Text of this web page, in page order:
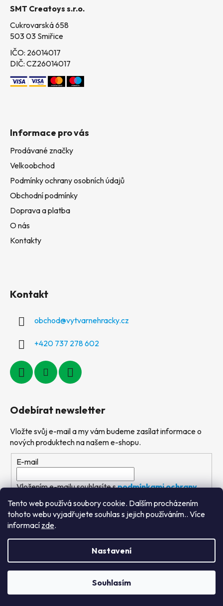
Tento web používá soubory cookie. Dalším procházením
tohoto webu vyjadřujete souhlas s jejich používáním.. Více
informací zde.
Nastavení
Souhlasím
SMT Creatoys s.r.o.
Cukrovarská 658
503 03 Smiřice
IČO: 26014017
DIČ: CZ26014017
Informace pro vás
Prodávané značky
Velkoobchod
Podmínky ochrany osobních údajů
Obchodní podmínky
Doprava a platba
O nás
Kontakty
Kontakt
obchod@vytvarnehracky.cz
+420 737 278 602
Odebírat newsletter
Vložte svůj e-mail a my vám budeme zasílat informace o
nových produktech na našem e-shopu.
E-mail
Vložením e-mailu souhlasíte spodmínkami ochrany
osobních údajů
PŘIHLÁSIT SE
Výtvarné hračky
vyhrazena.